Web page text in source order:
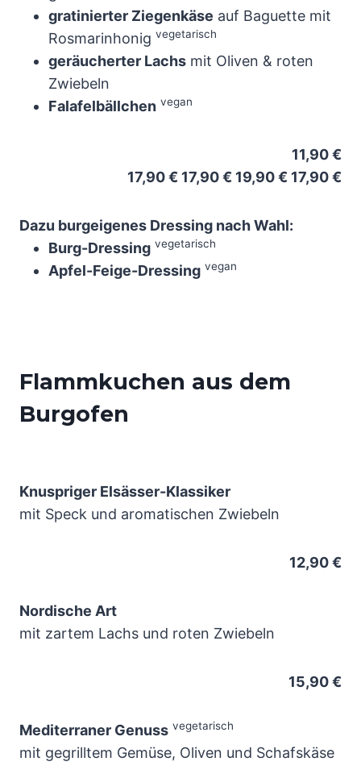
gratinierter Ziegenkäse auf Baguette mit
Rosmarinhonig vegetarisch
geräucherter Lachs mit Oliven & roten
Zwiebeln
Falafelbällchen vegan
11,90 €
17,90 € 17,90 € 19,90 € 17,90 €
Dazu burgeigenes Dressing nach Wahl:
Burg-Dressing vegetarisch
Apfel-Feige-Dressing vegan
Flammkuchen aus dem
Burgofen
Knuspriger Elsässer-Klassiker
mit Speck und aromatischen Zwiebeln
12,90 €
Nordische Art
mit zartem Lachs und roten Zwiebeln
15,90 €
Mediterraner Genuss vegetarisch
mit gegrilltem Gemüse, Oliven und Schafskäse